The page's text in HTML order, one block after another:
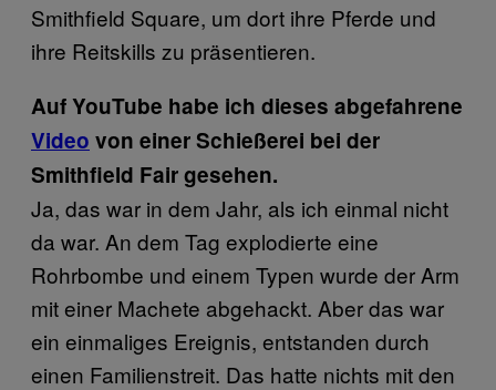
Smithfield Square, um dort ihre Pferde und
ihre Reitskills zu präsentieren.
Auf YouTube habe ich dieses abgefahrene
Video von einer Schießerei bei der
Smithfield Fair gesehen.
Ja, das war in dem Jahr, als ich einmal nicht
da war. An dem Tag explodierte eine
Rohrbombe und einem Typen wurde der Arm
mit einer Machete abgehackt. Aber das war
ein einmaliges Ereignis, entstanden durch
einen Familienstreit. Das hatte nichts mit den